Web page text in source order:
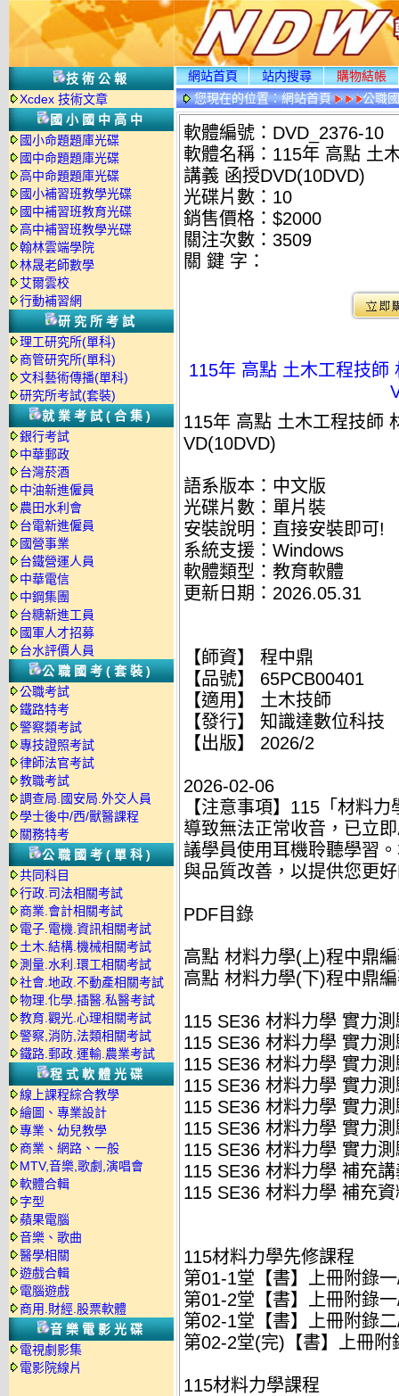
技術公報
Xcdex 技術文章
國小國中高中
國小命題題庫光碟
國中命題題庫光碟
高中命題題庫光碟
國小補習班教學光碟
國中補習班教育光碟
高中補習班教學光碟
翰林雲端學院
林晟老師數學
艾爾雲校
行動補習網
研究所考試
理工研究所(單科)
商管研究所(單科)
文科藝術傳播(單科)
研究所考試(套裝)
就業考試(合集)
銀行考試
中華郵政
台灣菸酒
中油新進僱員
農田水利會
台電新進僱員
國營事業
台鐵營運人員
中華電信
中鋼集團
台糖新進工員
國軍人才招募
台水評價人員
公職國考(套裝)
公職考試
鐵路特考
警察類考試
專技證照考試
律師法官考試
教職考試
調查局.國安局.外交人員
學士後中/西/獸醫課程
關務特考
公職國考(單科)
共同科目
行政.司法相關考試
商業.會計相關考試
電子.電機.資訊相關考試
土木.結構.機械相關考試
測量.水利.環工相關考試
社會.地政.不動產相關考試
物理.化學.插醫.私醫考試
教育.觀光.心理相關考試
警察,消防,法類相關考試
鐵路.郵政.運輸.農業考試
程式軟體光碟
線上課程綜合教學
繪圖、專業設計
專業、幼兒教學
商業、網路、一般
MTV,音樂,歌劇,演唱會
軟體合輯
字型
蘋果電腦
音樂、歌曲
醫學相關
遊戲合輯
電腦遊戲
商用.財經.股票軟體
音樂電影光碟
電視劇影集
電影院線片
網站首頁 站内搜尋
購物結帳
您現在的位置：網站首頁
公職
光碟詳情
軟體編號：DVD_2376-10
軟體名稱：115年 高點 土
講義 函授DVD(10DVD)
光碟片數：10
銷售價格：$2000
關注次數： 3509
關 鍵 字：
115年 高點 土木工程技師
115年 高點 土木工程技師
VD(10DVD)
語系版本：中文版
光碟片數：單片裝
安裝說明：直接安裝即可!
系統支援：Windows
軟體類型：教育軟體
更新日期：2026.05.31
【師資】
程中鼎
【品號】
65PCB00401
【適用】
土木技師
【發行】
知識達數位科技
【出版】
2026/2
2026-02-06
【注意事項】115「材料
導致無法正常收音，已立
議學員使用耳機聆聽學習
與品質改善，以提供您更
PDF目錄
高點 材料力學(上)程中鼎
高點 材料力學(下)程中鼎
115 SE36 材料力學 實力
115 SE36 材料力學 實力
115 SE36 材料力學 實力
115 SE36 材料力學 實力
115 SE36 材料力學 實力
115 SE36 材料力學 實力
115 SE36 材料力學 實力
115 SE36 材料力學 補充
115 SE36 材料力學 補充
115材料力學先修課程
第01-1堂【書】上冊附錄
第01-2堂【書】上冊附錄
第02-1堂【書】上冊附錄
第02-2堂(完)【書】上冊
115材料力學課程